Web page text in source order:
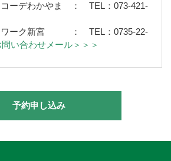
コーデわかやま ： TEL ： 073-421-
ワーク新宮 ： TEL ： 0735-22-
問い合わせメール＞＞＞
予約申し込み